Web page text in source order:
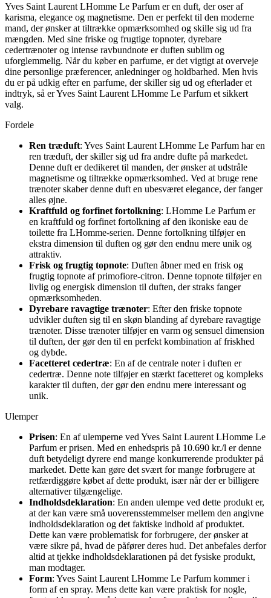
Yves Saint Laurent LHomme Le Parfum er en duft, der oser af
karisma, elegance og magnetisme. Den er perfekt til den moderne
mand, der ønsker at tiltrække opmærksomhed og skille sig ud fra
mængden. Med sine friske og frugtige topnoter, dyrebare
cedertrænoter og intense ravbundnote er duften sublim og
uforglemmelig. Når du køber en parfume, er det vigtigt at overveje
dine personlige præferencer, anledninger og holdbarhed. Men hvis
du er på udkig efter en parfume, der skiller sig ud og efterlader et
indtryk, så er Yves Saint Laurent LHomme Le Parfum et sikkert
valg.
Fordele
Ren træduft: Yves Saint Laurent LHomme Le Parfum har en
ren træduft, der skiller sig ud fra andre dufte på markedet.
Denne duft er dedikeret til manden, der ønsker at udstråle
magnetisme og tiltrække opmærksomhed. Ved at bruge rene
trænoter skaber denne duft en ubesværet elegance, der fanger
alles øjne.
Kraftfuld og forfinet fortolkning: LHomme Le Parfum er
en kraftfuld og forfinet fortolkning af den ikoniske eau de
toilette fra LHomme-serien. Denne fortolkning tilføjer en
ekstra dimension til duften og gør den endnu mere unik og
attraktiv.
Frisk og frugtig topnote: Duften åbner med en frisk og
frugtig topnote af primofiore-citron. Denne topnote tilføjer en
livlig og energisk dimension til duften, der straks fanger
opmærksomheden.
Dyrebare ravagtige trænoter: Efter den friske topnote
udvikler duften sig til en skøn blanding af dyrebare ravagtige
trænoter. Disse trænoter tilføjer en varm og sensuel dimension
til duften, der gør den til en perfekt kombination af friskhed
og dybde.
Facetteret cedertræ: En af de centrale noter i duften er
cedertræ. Denne note tilføjer en stærkt facetteret og kompleks
karakter til duften, der gør den endnu mere interessant og
unik.
Ulemper
Prisen: En af ulemperne ved Yves Saint Laurent LHomme Le
Parfum er prisen. Med en enhedspris på 10.690 kr./l er denne
duft betydeligt dyrere end mange konkurrerende produkter på
markedet. Dette kan gøre det svært for mange forbrugere at
retfærdiggøre købet af dette produkt, især når der er billigere
alternativer tilgængelige.
Indholdsdeklaration: En anden ulempe ved dette produkt er,
at der kan være små uoverensstemmelser mellem den angivne
indholdsdeklaration og det faktiske indhold af produktet.
Dette kan være problematisk for forbrugere, der ønsker at
være sikre på, hvad de påfører deres hud. Det anbefales derfor
altid at tjekke indholdsdeklarationen på det fysiske produkt,
man modtager.
Form: Yves Saint Laurent LHomme Le Parfum kommer i
form af en spray. Mens dette kan være praktisk for nogle,